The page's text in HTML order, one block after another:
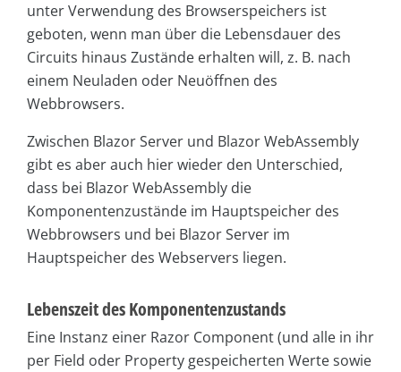
unter Verwendung des Browserspeichers ist
geboten, wenn man über die Lebensdauer des
Circuits hinaus Zustände erhalten will, z. B. nach
einem Neuladen oder Neuöffnen des
Webbrowsers.
Zwischen Blazor Server und Blazor WebAssembly
gibt es aber auch hier wieder den Unterschied,
dass bei Blazor WebAssembly die
Komponentenzustände im Hauptspeicher des
Webbrowsers und bei Blazor Server im
Hauptspeicher des Webservers liegen.
Lebenszeit des Komponentenzustands
Eine Instanz einer Razor Component (und alle in ihr
per Field oder Property gespeicherten Werte sowie